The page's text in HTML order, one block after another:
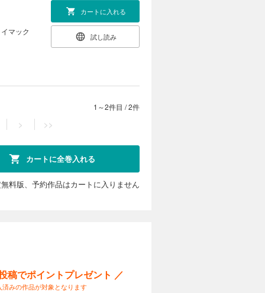
マック
カートに入れる
試し読み
1～2件目 /2件
> >>
カートに全巻入れる
料版、予約作品はカートに入りません
稿でポイントプレゼント ／
済みの作品が対象となります